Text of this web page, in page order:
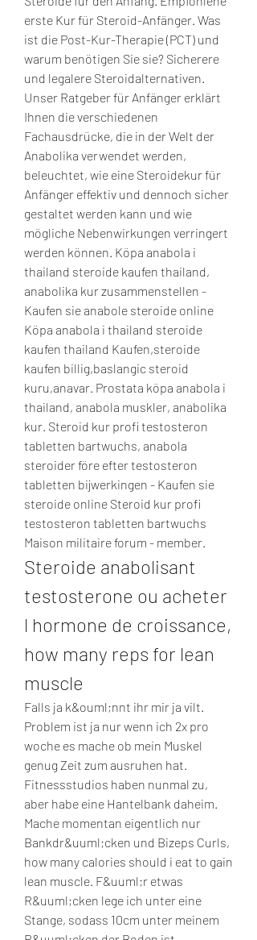
erste Kur für Steroid-Anfänger. Was
ist die Post-Kur-Therapie (PCT) und
warum benötigen Sie sie? Sicherere
und legalere Steroidalternativen.
Unser Ratgeber für Anfänger erklärt
Ihnen die verschiedenen
Fachausdrücke, die in der Welt der
Anabolika verwendet werden,
beleuchtet, wie eine Steroidekur für
Anfänger effektiv und dennoch sicher
gestaltet werden kann und wie
mögliche Nebenwirkungen verringert
werden können. Köpa anabola i
thailand steroide kaufen thailand,
anabolika kur zusammenstellen -
Kaufen sie anabole steroide online
Köpa anabola i thailand steroide
kaufen thailand Kaufen,steroide
kaufen billig,baslangic steroid
kuru,anavar. Prostata köpa anabola i
thailand, anabola muskler, anabolika
kur. Steroid kur profi testosteron
tabletten bartwuchs, anabola
steroider före efter testosteron
tabletten bijwerkingen - Kaufen sie
steroide online Steroid kur profi
testosteron tabletten bartwuchs
Maison militaire forum - member.
Steroide anabolisant
testosterone ou acheter
l hormone de croissance,
how many reps for lean
muscle
Falls ja k&ouml;nnt ihr mir ja vilt.
Problem ist ja nur wenn ich 2x pro
woche es mache ob mein Muskel
genug Zeit zum ausruhen hat.
Fitnessstudios haben nunmal zu,
aber habe eine Hantelbank daheim.
Mache momentan eigentlich nur
Bankdr&uuml;cken und Bizeps Curls,
how many calories should i eat to gain
lean muscle. F&uuml;r etwas
R&uuml;cken lege ich unter eine
Stange, sodass 10cm unter meinem